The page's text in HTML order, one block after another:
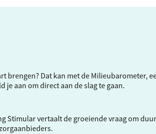
brengen? Dat kan met de Milieubarometer,
je aan om direct aan de slag te gaan.
Stimularvertaalt de groeiende vraag om